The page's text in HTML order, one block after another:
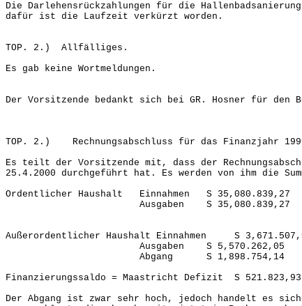
Die Darlehensrückzahlungen für die
dafür ist die Laufzeit verkürzt worden.
TOP. 2.) Allfälliges.
Es gab keine Wortmeldungen.
Der Vorsitzende bedankt sich bei GR. Hosner für den
TOP. 2.) Rechnungsabschluss für das Finanzjahr
Es teilt der Vorsitzende mit, dass der
25.4.2000 durchgeführt hat. Es werden von ihm die
Ordentlicher Haushalt Einnahmen S 35,080.839,27
Ausgaben S 35,080.839,27
Außerordentlicher Haushalt Einnahmen S
Ausgaben S 5,570.262,05
Abgang S 1,898.754,14
Finanzierungssaldo = Maastricht Defizit S 521.823,93
Der Abgang ist zwar sehr hoch, jedoch handelt es sich